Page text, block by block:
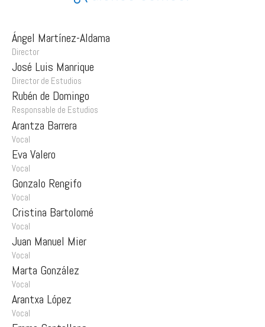
Ángel Martínez-Aldama
Director
José Luis Manrique
Director de Estudios
Rubén de Domingo
Responsable de Estudios
Arantza Barrera
Vocal
Eva Valero
Vocal
Gonzalo Rengifo
Vocal
Cristina Bartolomé
Vocal
Juan Manuel Mier
Vocal
Marta González
Vocal
Arantxa López
Vocal